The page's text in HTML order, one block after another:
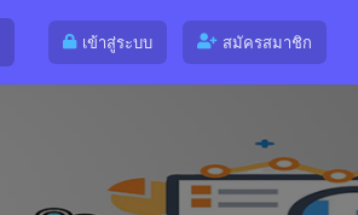
เข้าสู่ระบบ สมัครสมาชิก